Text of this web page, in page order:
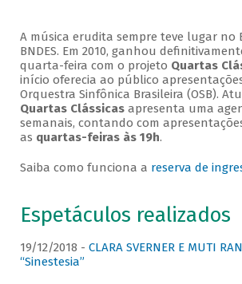
A música erudita sempre teve lugar no
BNDES. Em 2010, ganhou
quarta-feira com o projeto Quartas
início oferecia ao público
Orquestra Sinfônica Brasileira (OSB).
Quartas Clássicasapresenta uma
semanais, contando com
as quartas-feiras às 19h.
Saiba como funciona a reserva de
Espetáculos realizados
19/12/2018 - CLARA SVERNER E MUTI
“Sinestesia”